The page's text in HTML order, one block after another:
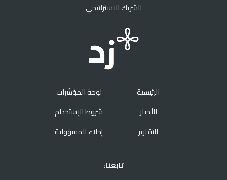
الشريك الاستراتيجي
الرئيسية
الأخبار
التقارير
لوحة المؤشرات
شروط الإستخدام
إخلاء المسؤولية
تابعنا: